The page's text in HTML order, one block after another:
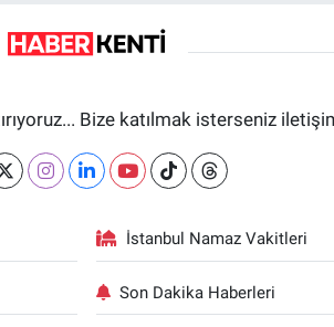
Bize katılmak isterseniz
İstanbul Namaz Vakitleri
Son Dakika Haberleri